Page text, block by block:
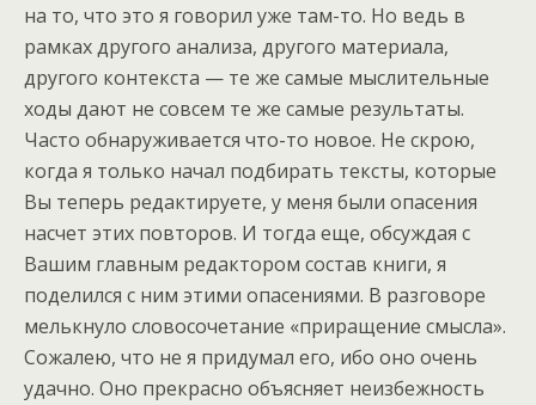
на то, что это я говорил уже там-то. Но ведь в
рамках другого анализа, другого материала,
другого контекста — те же самые мыслительные
ходы дают не совсем те же самые результаты.
Часто обнаруживается что-то новое. Не скрою,
когда я только начал подбирать тексты, которые
Вы теперь редактируете, у меня были опасения
насчет этих повторов. И тогда еще, обсуждая с
Вашим главным редактором состав книги, я
поделился с ним этими опасениями. В разговоре
мелькнуло словосочетание «приращение смысла».
Сожалею, что не я придумал его, ибо оно очень
удачно. Оно прекрасно объясняет неизбежность